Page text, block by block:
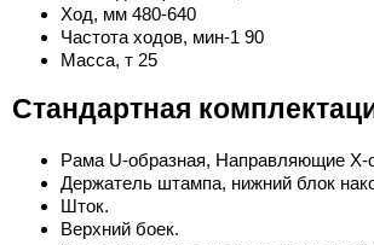
Ход, мм 480-640
Частота ходов, мин-1 90
Масса, т 25
Стандартная
Рама U-образная, Направляющие Х-
Держатель штампа, нижний блок
Шток.
Верхний боек.